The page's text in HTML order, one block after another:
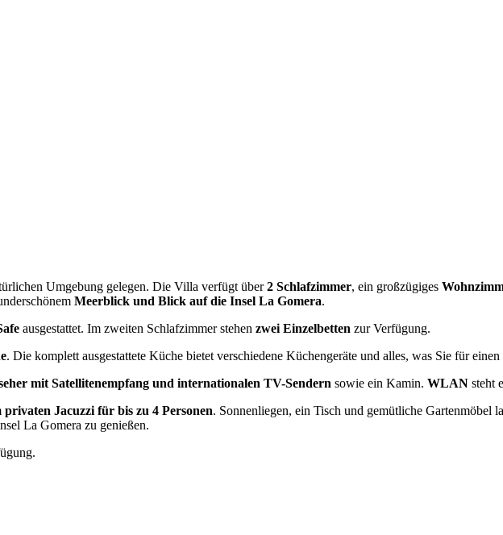
Umgebung gelegen. Die Villa verfügt über2 Schlafzimmer, ein großzügiges
Meerblick und Blick auf die Insel La Gomera.
ausgestattet. Im zweiten Schlafzimmer stehen zwei Einzelbetten zur Verfügung.
. Die komplett ausgestattete Küche bietet verschiedene Küchengeräte und alles, was Sie für
mit Satellitenempfang und internationalen TV-Sendern sowie ein Kamin. WLAN steht
privaten Jacuzzi für bis zu 4 Personen. Sonnenliegen, ein Tisch und gemütliche Gartenmöbel
La Gomera zu genießen.